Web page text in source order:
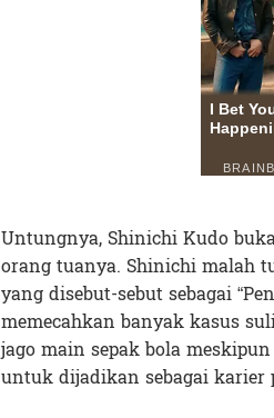
Untungnya, Shinichi Kudo
orang tuanya. Shinichi malah
yang disebut-sebut sebagai
memecahkan banyak kasus
jago main sepak bola
untuk dijadikan sebagai karier